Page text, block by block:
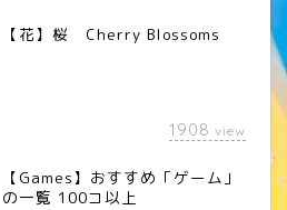
【花】桜 Cherry Blossoms
1908 view
【Games】おすすめ「ゲーム」
の一覧 100コ以上